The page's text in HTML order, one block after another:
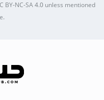
BY-NC-SA 4.0unless mentioned